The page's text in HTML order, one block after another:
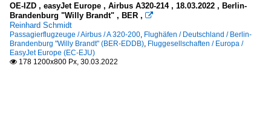
OE-IZD , easyJet Europe , Airbus A320-214 , 18.03.2022 , Berlin-
Brandenburg "Willy Brandt" , BER , 
Reinhard Schmidt
Passagierflugzeuge / Airbus / A 320-200 Flughäfen / Deutschland / Berlin-
Brandenburg "Willy Brandt" (BER-EDDB) Fluggesellschaften / Europa /
EasyJet Europe (EC-EJU)
 178 1200x800 Px, 30.03.2022